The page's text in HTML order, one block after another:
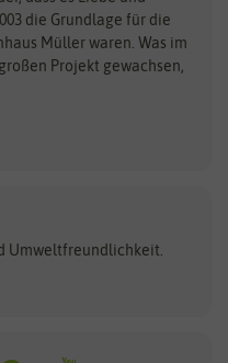
Fertil
Flora Elite
Hortitops
JUB Holland
die Grundlage für die
Müller waren. Was im
Projekt gewachsen,
Umweltfreundlichkeit.